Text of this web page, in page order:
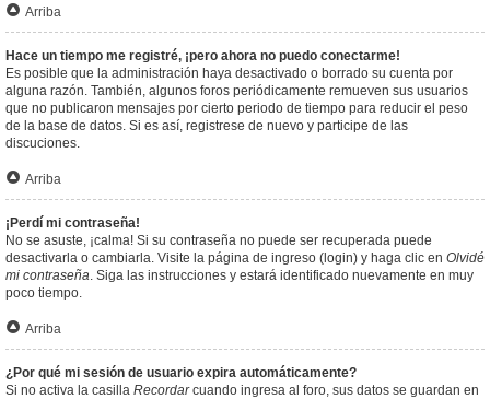
Arriba
Hace un tiempo me registré, ¡pero ahora no puedo conectarme!
Es posible que la administración haya desactivado o borrado su cuenta por
alguna razón. También, algunos foros periódicamente remueven sus usuarios
que no publicaron mensajes por cierto periodo de tiempo para reducir el peso
de la base de datos. Si es así, registrese de nuevo y participe de las
discuciones.
Arriba
¡Perdí mi contraseña!
No se asuste, ¡calma! Si su contraseña no puede ser recuperada puede
desactivarla o cambiarla. Visite la página de ingreso (login) y haga clic en Olvidé
mi contraseña. Siga las instrucciones y estará identificado nuevamente en muy
poco tiempo.
Arriba
¿Por qué mi sesión de usuario expira automáticamente?
Si no activa la casilla Recordarcuando ingresa al foro, sus datos se guardan en